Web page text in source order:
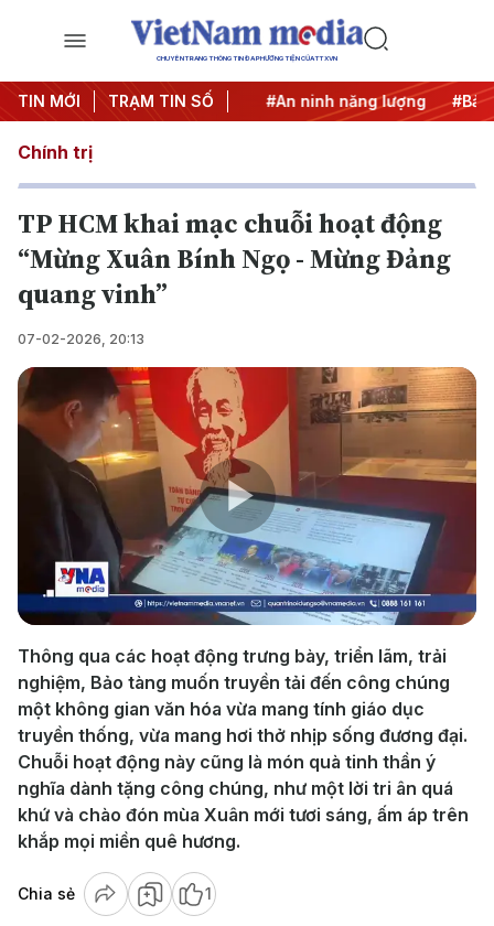
CHUYÊN TRANG THÔNG TIN ĐA PHƯƠNG TIỆN CỦA TTXVN
TIN MỚI TRẠM TIN SỐ
#Căng thẳng Trung Đông #An ninh năng lượng #Bảo
Chính trị
TP HCM khai mạc chuỗi hoạt động
“Mừng Xuân Bính Ngọ - Mừng Đảng
quang vinh”
07-02-2026, 20:13
Play
Video
Thông qua các hoạt động trưng bày, triển lãm, trải
nghiệm, Bảo tàng muốn truyền tải đến công chúng
một không gian văn hóa vừa mang tính giáo dục
truyền thống, vừa mang hơi thở nhịp sống đương đại.
Chuỗi hoạt động này cũng là món quà tinh thần ý
nghĩa dành tặng công chúng, như một lời tri ân quá
khứ và chào đón mùa Xuân mới tươi sáng, ấm áp trên
khắp mọi miền quê hương.
Chia sẻ 1